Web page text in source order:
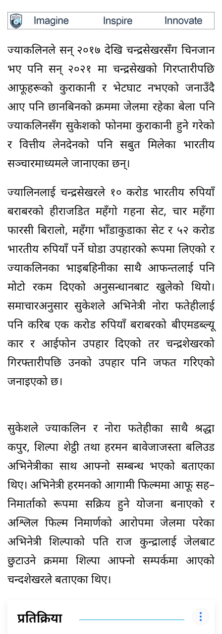
ज्याकलिनले सन् २०१७ देखि चन्द्रसेखरसँग चिनजान
भए पनि सन् २०२१ मा चन्द्रसेखको गिरप्तारीपछि
आफूहरूको कुराकानी र भेटघाट नभएको जनाउँदै
आए पनि छानबिनको क्रममा जेलमा रहेका बेला पनि
ज्याकलिनसँग सुकेशको फोनमा कुराकानी हुने गरेको
र वित्तीय लेनदेनको पनि सबुत मिलेका भारतीय
सञ्चारमाध्यमले जानाएका छन्।
ज्यालिनलाई चन्द्रसेखरले १० करोड भारतीय रुपियाँ
बराबरको हीराजडित महँगो गहना सेट, चार महँगा
फारसी बिरालो, महँगा भाँडाकुडाका सेट र ५२ करोड
भारतीय रुपियाँ पर्ने घोडा उपहारको रूपमा लिएको र
ज्याकलिनका भाइबहिनीका साथै आफन्तलाई पनि
मोटो रकम दिएको अनुसन्धानबाट खुलेको थियो।
समाचारअनुसार सुकेशले अभिनेत्री नोरा फतेहीलाई
पनि करिब एक करोड रुपियाँ बराबरको बीएमडब्ल्यू
कार र आईफोन उपहार दिएको तर चन्द्रशेखरको
गिरफ्तारीपछि उनको उपहार पनि जफत गरिएको
जनाइएको छ।
सुकेशले ज्याकलिन र नोरा फतेहीका साथै श्रद्धा
कपुर, शिल्पा शेट्ठी तथा हरमन बावेजाजस्ता बलिउड
अभिनेत्रीका साथ आफ्नो सम्बन्ध भएको बताएका
थिए। अभिनेत्री हरमनको आगामी फिल्ममा आफू सह–
निमार्ताको रूपमा सक्रिय हुने योजना बनाएको र
अश्लिल फिल्म निमार्णको आरोपमा जेलमा परेका
अभिनेत्री शिल्पाको पति राज कुन्द्रालाई जेलबाट
छुटाउने क्रममा शिल्पा आफ्नो सम्पर्कमा आएको
चन्दशेखरले बताएका थिए।
प्रतिक्रिया